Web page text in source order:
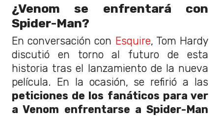
¿Venom se enfrentará con
Spider-Man?
En conversación con Esquire, Tom Hardy
discutió en torno al futuro de esta
historia tras el lanzamiento de la nueva
película. En la ocasión, se refirió a las
peticiones de los fanáticos para ver
a Venom enfrentarse a Spider-Man